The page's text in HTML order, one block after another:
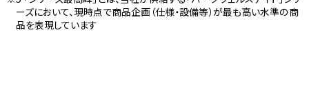
ーズにおいて、現時点で商品企画（仕様・設備等）が最も高い水準の商
品を表現しています